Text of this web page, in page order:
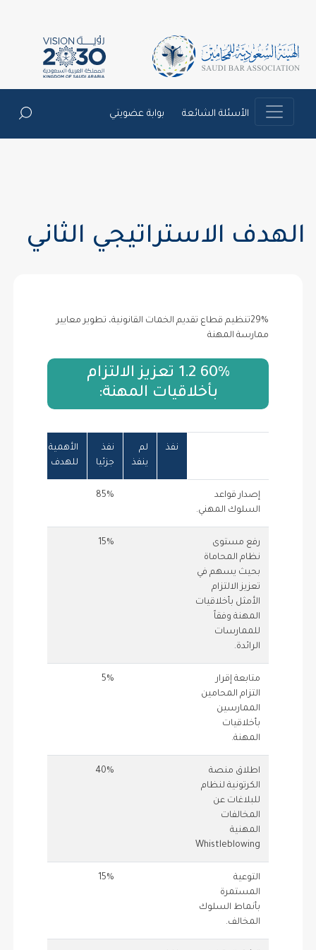
الأسئلة الشائعة بوابة عضويتي
الهدف الاستراتيجي الثاني
29%تنظيم قطاع تقديم الخمات القانونية، تطوير معايير
ممارسة المهنة
60% 1.2 تعزيز الالتزام
بأخلاقيات المهنة:
نفذ
ينفذ
نفذ
جزئيا
الأهمية
للهدف
إصدار قواعد
السلوك المهني.
85%
رفع مستوى
نظام المحاماة
بحيث يسهم في
تعزيز الالتزام
الأمثل بأخلاقيات
المهنة وفقاً
للممارسات
الرائدة.
15%
متابعة إقرار
التزام المحامين
الممارسين
بأخلاقيات
المهنة.
5%
اطلاق منصة
الكرتونية لنظام
للبلاغات عن
المخالفات
المهنية
Whistleblowing
40%
التوعية
المستمرة
بأنماط السلوك
المخالف.
15%